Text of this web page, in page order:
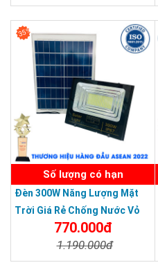
35%
Số lượng có hạn
Đèn 300W Năng Lượng Mặt
Trời Giá Rẻ Chống Nước Vỏ
Nhôm Đúc770.000đ
1.190.000đ